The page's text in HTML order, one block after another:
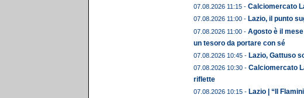
07.08.2026 11:15 - Calciomercato
07.08.2026 11:00 - Lazio, il punto
07.08.2026 11:00 - Agosto è il
un tesoro da portare con sé
07.08.2026 10:45 - Lazio, Gattuso
07.08.2026 10:30 - Calciomercato
riflette
07.08.2026 10:15 - Lazio | “Il